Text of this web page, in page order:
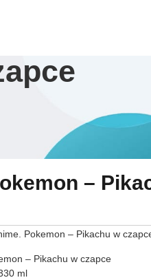
–
Pokemon – Pikachu w
– Pikachu w czapce
ml